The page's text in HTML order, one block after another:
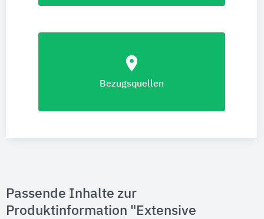
location_on
Bezugsquellen
Passende Inhalte zur
Produktinformation "Extensive